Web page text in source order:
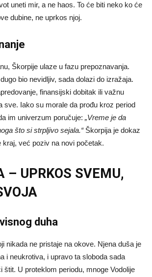
uneti mir, a ne haos. To će biti neko ko će
dubine, ne uprkos njoj.
Škorpije ulaze u fazu prepoznavanja.
bio nevidljiv, sada dolazi do izražaja.
finansijski dobitak ili važnu
sve. Iako su morale da prođu kroz period
im univerzum poručuje: „Vreme je da
što si strpljivo sejala.“Škorpija je dokaz
kraj, već poziv na novi početak.
– UPRKOS SVEMU,
duha
nikada ne pristaje na okove. Njena duša je
i neukrotiva, i upravo ta sloboda sada
štit. U proteklom periodu, mnoge Vodolije